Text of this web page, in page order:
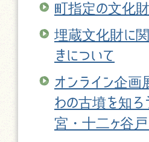
町指定の文化財
埋蔵文化財に
きについて
オンライン企画
わの古墳を知ろ
宮・十二ヶ谷戸